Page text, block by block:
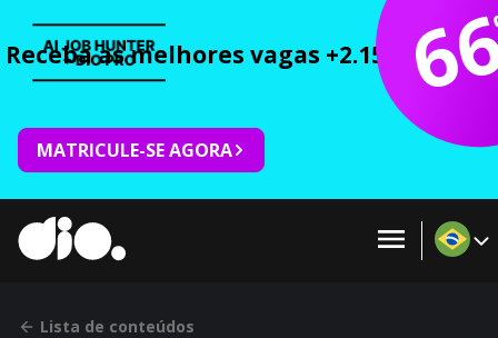
Receba as melhores vagas +2.150 cursos
MATRICULE-SE AGORA
Lista de conteúdos